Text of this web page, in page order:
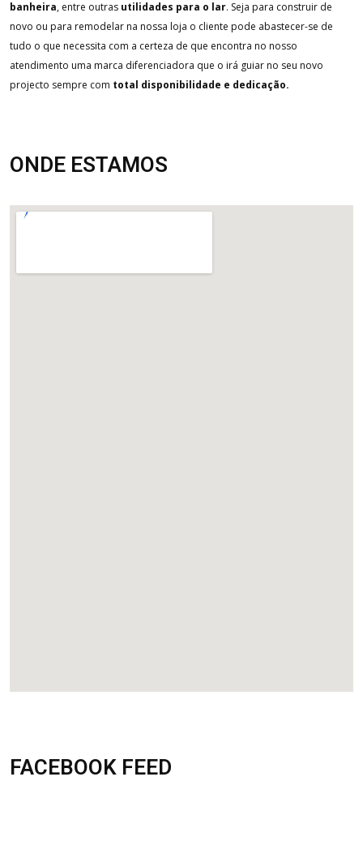
banheira, entre outras utilidades para o lar. Seja para construir de
novo ou para remodelar na nossa loja o cliente pode abastecer-se de
tudo o que necessita com a certeza de que encontra no nosso
atendimento uma marca diferenciadora que o irá guiar no seu novo
projecto sempre com total disponibilidade e dedicação.
ONDE ESTAMOS
FACEBOOK FEED